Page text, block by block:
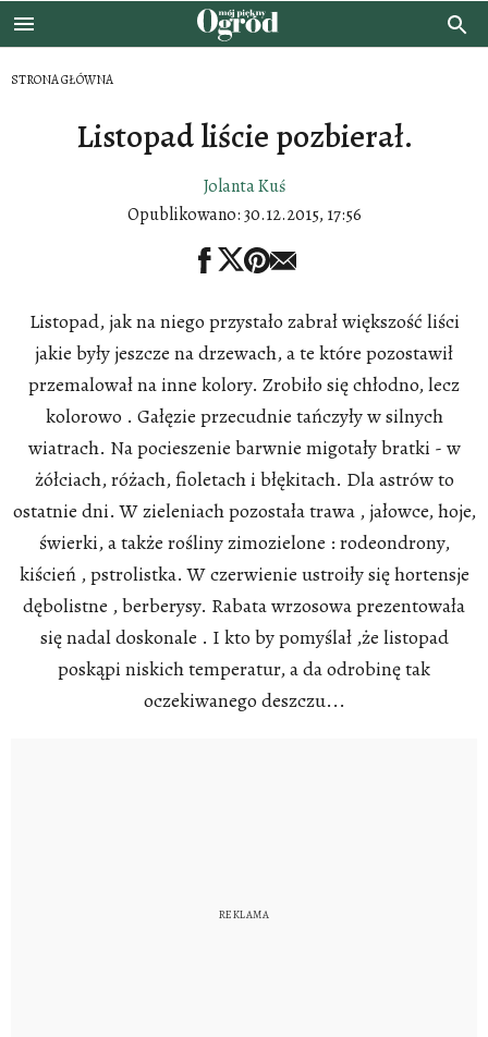
STRONA GŁÓWNA
Listopad liście pozbierał.
Jolanta Kuś
Opublikowano:30.12.2015, 17:56
Listopad, jak na niego przystało zabrał większość liści
jakie były jeszcze na drzewach, a te które pozostawił
przemalował na inne kolory. Zrobiło się chłodno, lecz
kolorowo . Gałęzie przecudnie tańczyły w silnych
wiatrach. Na pocieszenie barwnie migotały bratki - w
żółciach, różach, fioletach i błękitach. Dla astrów to
ostatnie dni. W zieleniach pozostała trawa , jałowce, hoje,
świerki, a także rośliny zimozielone : rodeondrony,
kiścień , pstrolistka. W czerwienie ustroiły się hortensje
dębolistne , berberysy. Rabata wrzosowa prezentowała
się nadal doskonale . I kto by pomyślał ,że listopad
poskąpi niskich temperatur, a da odrobinę tak
oczekiwanego deszczu...